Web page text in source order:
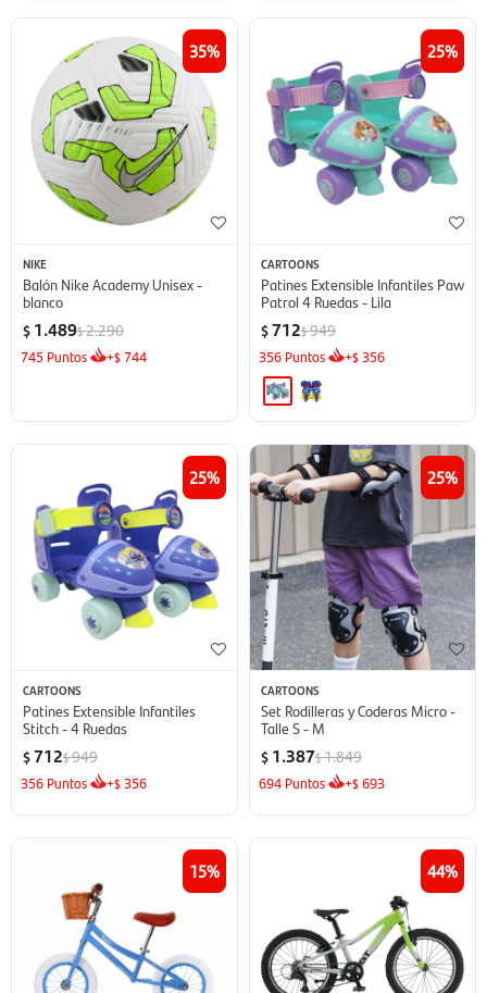
35
NIKE
Balón Nike Academy Unisex -
blanco
$ 1.489$2.290
745 Puntos +$744
25
CARTOONS
Patines Extensible Infantiles Paw
Patrol 4 Ruedas - Lila
$712$949
356 Puntos +$ 356
25
CARTOONS
Patines Extensible Infantiles
Stitch - 4 Ruedas
$712$949
356 Puntos +$ 356
25
CARTOONS
Set Rodilleras y Coderas Micro -
Talle S - M
$ 1.387$1.849
694 Puntos +$693
15 44